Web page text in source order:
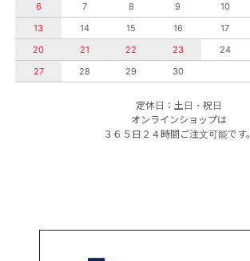
6 7 8 9 10
13
14 15 16 17
20
21 22 23 24
27
28 29 30
定休日：土日・祝日
オンラインショップは
３６５日２４時間ご注文可能です。